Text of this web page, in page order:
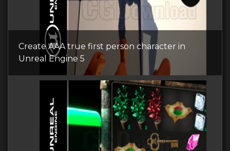
Create AAA true first person character in
Unreal Engine 5